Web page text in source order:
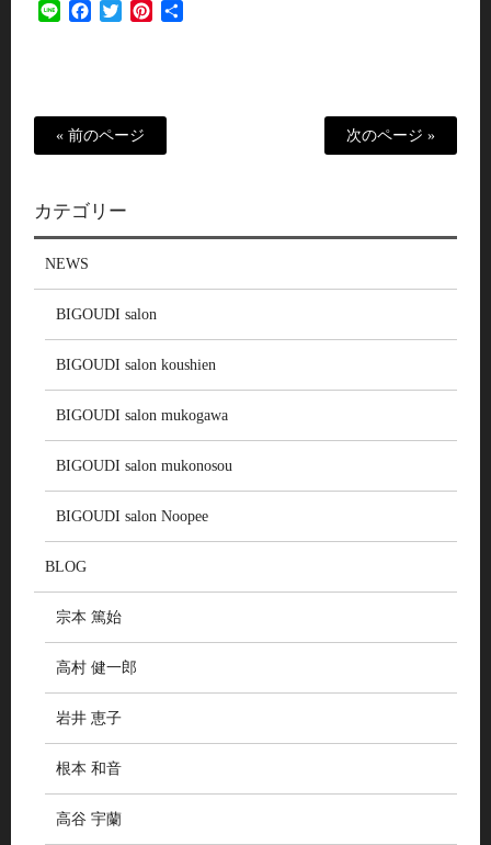
Line FacebookTwitterPinterest
« 前のページ 次のページ »
カテゴリー
NEWS
BIGOUDI salon
BIGOUDI salon koushien
BIGOUDI salon mukogawa
BIGOUDI salon mukonosou
BIGOUDI salon Noopee
BLOG
宗本 篤始
高村 健一郎
岩井 恵子
根本 和音
高谷 宇蘭